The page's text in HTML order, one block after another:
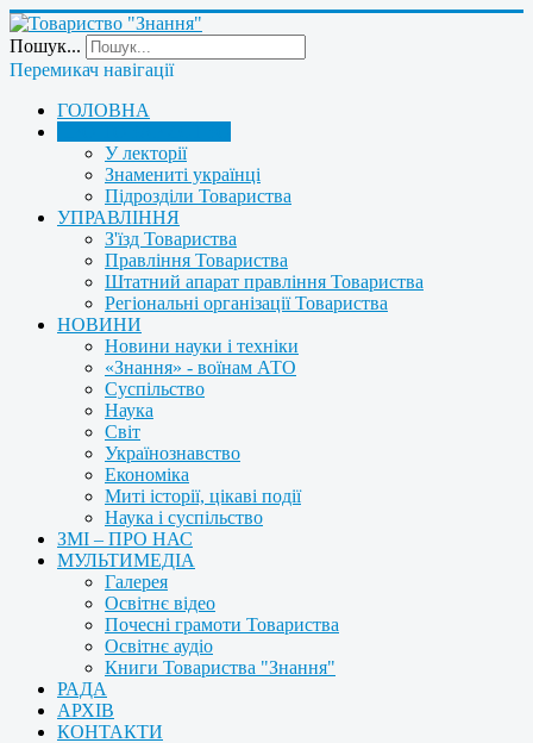
Пошук...
Перемикач навігації
ГОЛОВНА
У лекторії
Знамениті українці
Підрозділи Товариства
УПРАВЛІННЯ
З'їзд Товариства
Правління Товариства
Штатний апарат правління Товариства
Регіональні організації Товариства
НОВИНИ
Новини науки і техніки
«Знання» - воїнам АТО
Суспільство
Наука
Світ
Українознавство
Економіка
Миті історії, цікаві події
Наука і суспільство
ЗМІ – ПРО НАС
МУЛЬТИМЕДІА
Галерея
Освітнє відео
Почесні грамоти Товариства
Освітнє аудіо
Книги Товариства "Знання"
РАДА
АРХІВ
КОНТАКТИ